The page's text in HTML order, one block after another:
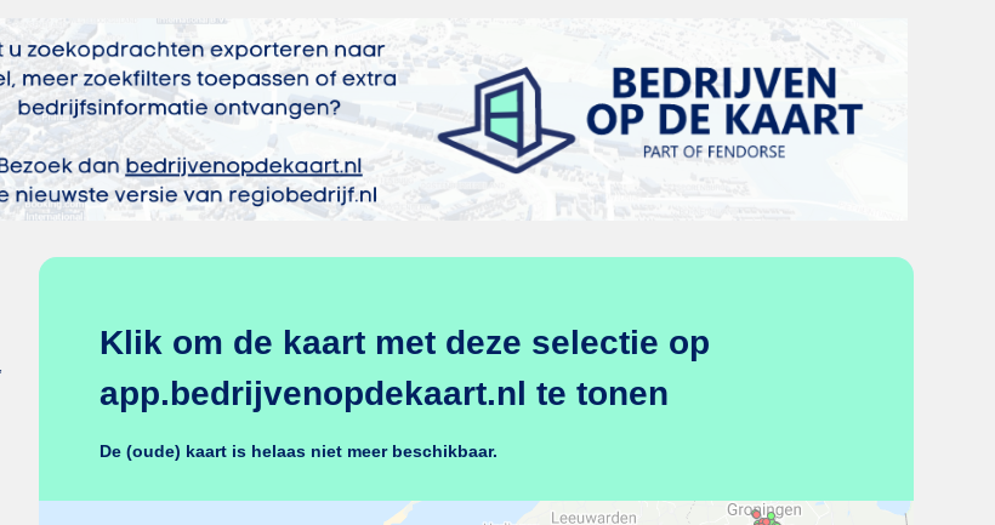
Klik om de kaart met deze selectie op
app.bedrijvenopdekaart.nl te tonen
De (oude) kaart is helaas niet meer beschikbaar.